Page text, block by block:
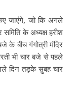
जाएंगे, जो कि अगले
समिति के अध्यक्ष हरीश
के बीच गंगोत्री मंदिर
भी चार बजे से पहले
दिन तड़के सुबह चार